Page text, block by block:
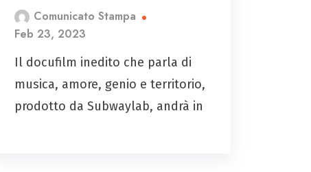
Comunicato Stampa
Feb 23, 2023
Il docufilm inedito che parla di
musica, amore, genio e territorio,
prodotto da Subwaylab, andrà in